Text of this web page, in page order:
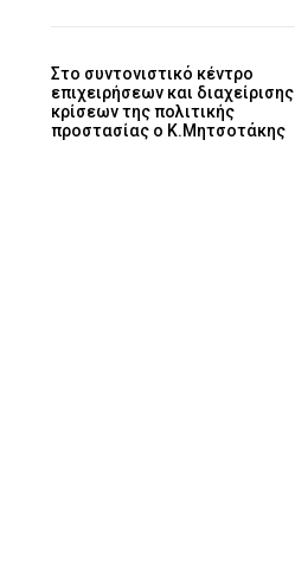
Στο συντονιστικό κέντρο
επιχειρήσεων και διαχείρισης
κρίσεων της πολιτικής
προστασίας ο Κ.Μητσοτάκης